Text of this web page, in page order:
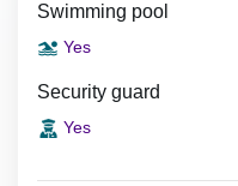
Swimming pool
Yes
Security guard
Yes